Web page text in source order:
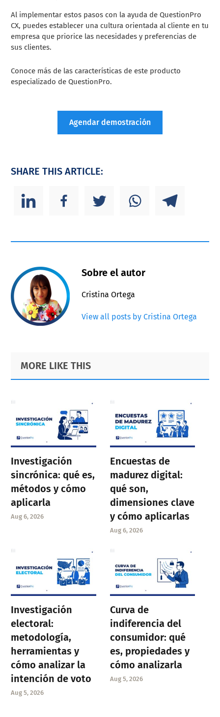
Al implementar estos pasos con la ayuda de QuestionPro
CX, puedes establecer una cultura orientada al cliente en tu
empresa que priorice las necesidades y preferencias de
sus clientes.
Conoce más de las características de este producto
especializado de QuestionPro.
Agendar demostración
SHARE THIS ARTICLE:
Sobre el autor
Cristina Ortega
View all posts by Cristina Ortega
Primary
Sidebar
Footer
MORE LIKE THIS
Investigación
sincrónica: qué es,
métodos y cómo
aplicarla
Aug 6, 2026
Encuestas de
madurez digital:
qué son,
dimensiones clave
y cómo aplicarlas
Aug 6, 2026
Investigación
electoral:
metodología,
herramientas y
cómo analizar la
intención de voto
Aug 5, 2026
Curva de
indiferencia del
consumidor: qué
es, propiedades y
cómo analizarla
Aug 5, 2026